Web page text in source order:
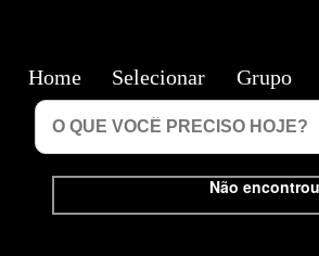
Não
Home Selecionar Grupo